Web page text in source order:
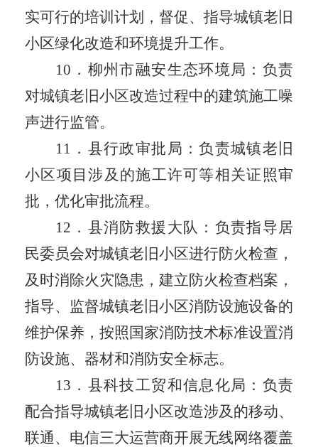
实可行的培训计划，督促、指导城镇老旧
小区绿化改造和环境提升工作。
10 ． 柳州市融安生态环境局：负责
对城镇老旧小区改造过程中的建筑施工噪
声进行监管。
11 ． 县行政审批局：负责城镇老旧
小区项目涉及的施工许可等相关证照审
批，优化审批流程。
12 ． 县消防救援 大 队：负责指导居
民委员会对城镇老旧小区进行防火检查 ，
及时消除火灾隐患，建立防火检查档案，
指导、监督城镇老旧小区消防设施设备的
维护保养，按照国家消防技术标准设置消
防设施、器材和消防安全标志。
13 ．县科技工贸和信息化局：负责
配合指导城镇老旧小区改造涉及 的移动、
联通、电信三大运营商开展无线网络覆盖